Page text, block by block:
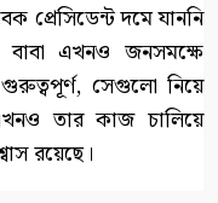
প্রেসিডেন্ট দমে যাননি
এখনও জনসমক্ষে
সেগুলো নিয়ে
তার কাজ চালিয়ে
রয়েছে।